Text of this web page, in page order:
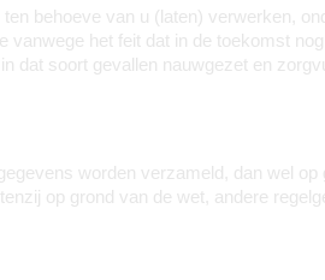
behoeve van u (laten) verwerken,
het feit dat in de toekomst
dat soort gevallen nauwgezet en
worden verzameld, dan wel op
op grond van de wet, andere